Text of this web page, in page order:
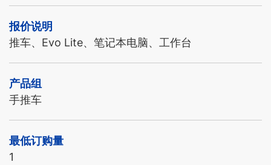
报价说明
推车、Evo Lite、笔记本电脑、工作台
产品组
手推车
最低订购量
1